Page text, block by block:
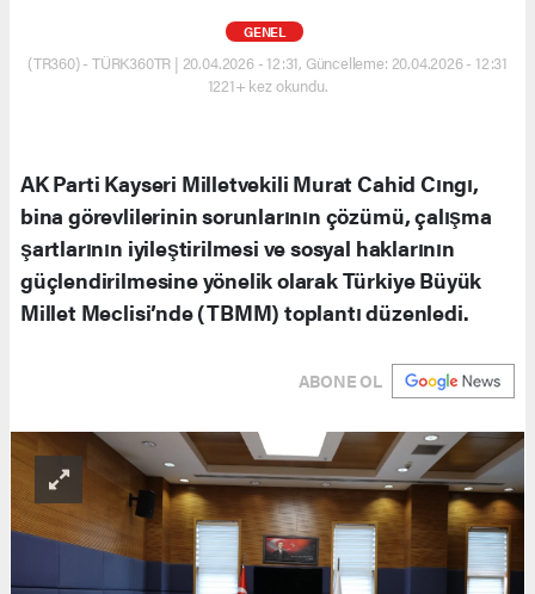
GENEL
(TR360) - TÜRK360TR | 20.04.2026 - 12:31, Güncelleme: 20.04.2026 - 12:31
1221+ kez okundu.
AK Parti Kayseri Milletvekili Murat Cahid Cıngı,
bina görevlilerinin sorunlarının çözümü, çalışma
şartlarının iyileştirilmesi ve sosyal haklarının
güçlendirilmesine yönelik olarak Türkiye Büyük
Millet Meclisi’nde (TBMM) toplantı düzenledi.
ABONE OL